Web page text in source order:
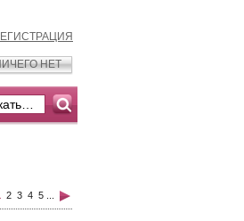
НЕТ
2 3 4 5